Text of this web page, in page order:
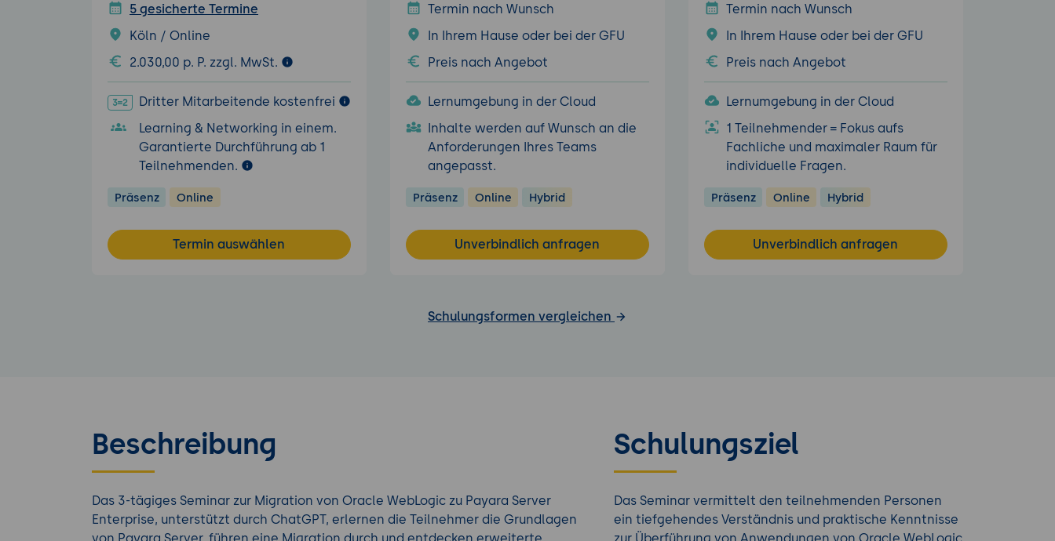
5 gesicherte Termine
Köln / Online
2.030,00 p. P. zzgl. MwSt.
Dritter Mitarbeitende kostenfrei
Learning & Networking in einem.
Garantierte Durchführung ab 1
Teilnehmenden.
Präsenz Online
Termin auswählen
Termin nach Wunsch
In Ihrem Hause oder bei der GFU
Preis nach Angebot
Lernumgebung in der Cloud
Inhalte werden auf Wunsch an die
Anforderungen Ihres Teams
angepasst.
Präsenz Online Hybrid
Unverbindlich anfragen
Termin nach Wunsch
In Ihrem Hause oder bei der GFU
Preis nach Angebot
Lernumgebung in der Cloud
1 Teilnehmender = Fokus aufs
Fachliche und maximaler Raum für
individuelle Fragen.
Präsenz Online Hybrid
Unverbindlich anfragen
Schulungsformen vergleichen
Beschreibung
Das 3-tägiges Seminar zur Migration von Oracle WebLogic zu Payara Server
Enterprise, unterstützt durch ChatGPT, erlernen die Teilnehmer die Grundlagen
von Payara Server, führen eine Migration durch und entdecken erweiterte
Schulungsziel
Das Seminar vermittelt den teilnehmenden Personen
ein tiefgehendes Verständnis und praktische Kenntnisse
zur Überführung von Anwendungen von Oracle WebLogic